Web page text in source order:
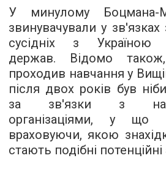
У минулому Боцмана-
звинувачували у
сусідніх з Україною
держав. Відомо
проходив навчання у
після двох років був
за зв'язки з
організаціями, у що
враховуючи, якою
стають подібні потенційні